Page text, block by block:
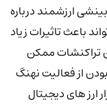
ارزشمند درباره
باعث تاثیرات زیاد
تراکنشات ممکن
از فعالیت نهنگ
ارز های دیجیتال